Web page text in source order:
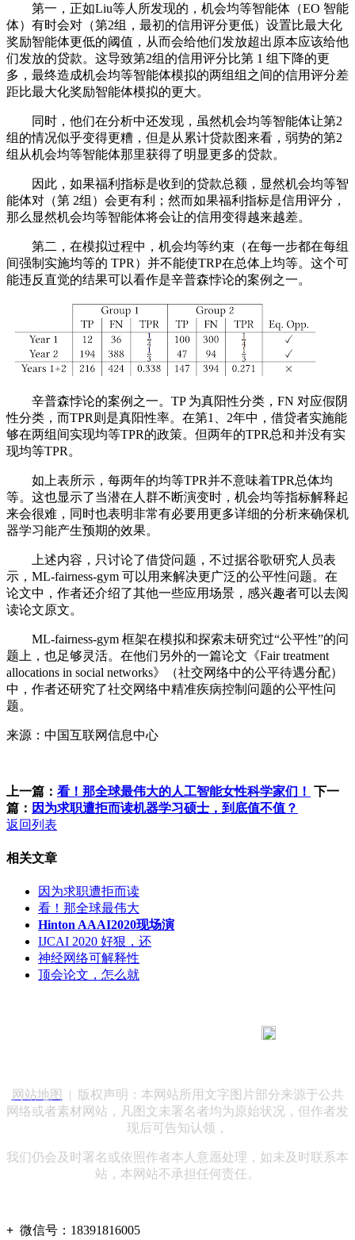
第一，正如Liu等人所发现的，机会均等智能体（EO 智能
体）有时会对（第2组，最初的信用评分更低）设置比最大化
奖励智能体更低的阈值，从而会给他们发放超出原本应该给他
们发放的贷款。这导致第2组的信用评分比第 1 组下降的更
多，最终造成机会均等智能体模拟的两组组之间的信用评分差
距比最大化奖励智能体模拟的更大。
同时，他们在分析中还发现，虽然机会均等智能体让第2
组的情况似乎变得更糟，但是从累计贷款图来看，弱势的第2
组从机会均等智能体那里获得了明显更多的贷款。
因此，如果福利指标是收到的贷款总额，显然机会均等智
能体对（第 2组）会更有利；然而如果福利指标是信用评分，
那么显然机会均等智能体将会让的信用变得越来越差。
第二，在模拟过程中，机会均等约束（在每一步都在每组
间强制实施均等的 TPR）并不能使TRP在总体上均等。这个可
能违反直觉的结果可以看作是辛普森悖论的案例之一。
辛普森悖论的案例之一。TP 为真阳性分类，FN 对应假阴
性分类，而TPR则是真阳性率。在第1、2年中，借贷者实施能
够在两组间实现均等TPR的政策。但两年的TPR总和并没有实
现均等TPR。
如上表所示，每两年的均等TPR并不意味着TPR总体均
等。这也显示了当潜在人群不断演变时，机会均等指标解释起
来会很难，同时也表明非常有必要用更多详细的分析来确保机
器学习能产生预期的效果。
上述内容，只讨论了借贷问题，不过据谷歌研究人员表
示，ML-fairness-gym 可以用来解决更广泛的公平性问题。在
论文中，作者还介绍了其他一些应用场景，感兴趣者可以去阅
读论文原文。
ML-fairness-gym 框架在模拟和探索未研究过“公平性”的问
题上，也足够灵活。在他们另外的一篇论文《Fair treatment
allocations in social networks》（社交网络中的公平待遇分配）
中，作者还研究了社交网络中精准疾病控制问题的公平性问
题。
来源：中国互联网信息中心
上一篇： 看！那全球最伟大的人工智能女性科学家们！ 下一
篇： 因为求职遭拒而读机器学习硕士，到底值不值？
返回列表
相关文章
因为求职遭拒而读
看！那全球最伟大
Hinton AAAI2020现场演
IJCAI 2020 好狠，还
神经网络可解释性
顶会论文，怎么就
网站地图
| 版权声明：本网站所用文字图片部分来源于公共
网络或者素材网站，凡图文未署名者均为原始状况，但作者发
现后可告知认领，
我们仍会及时署名或依照作者本人意愿处理，如未及时联系本
站，本网站不承担任何责任。
+ 微信号： 18391816005